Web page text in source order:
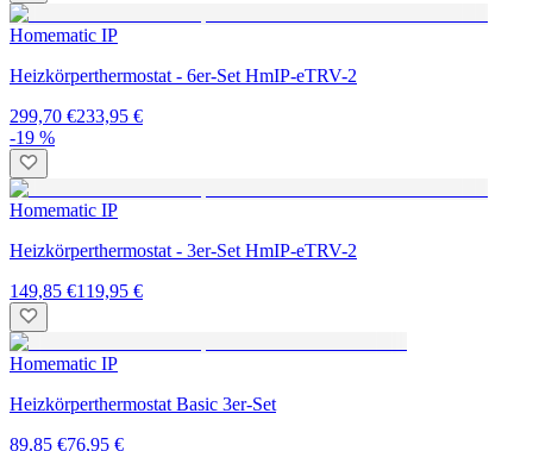
Homematic IP
Heizkörperthermostat - 6er-Set HmIP-eTRV-2
299,70 €233,95 €
-19 %
Homematic IP
Heizkörperthermostat - 3er-Set HmIP-eTRV-2
149,85 €119,95 €
Homematic IP
Heizkörperthermostat Basic 3er-Set
89,85 €76,95 €